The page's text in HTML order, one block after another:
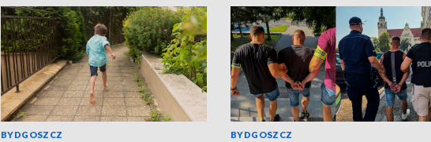
BYDGOSZCZ BYDGOSZCZ